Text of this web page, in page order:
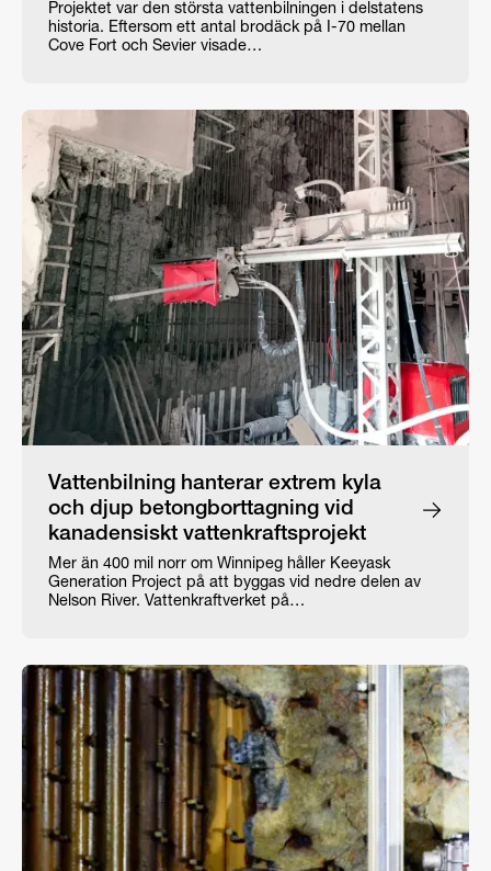
Projektet var den största vattenbilningen i delstatens
historia. Eftersom ett antal brodäck på I-70 mellan
Cove Fort och Sevier visade…
Vattenbilning hanterar extrem kyla
och djup betongborttagning vid
kanadensiskt vattenkraftsprojekt
Mer än 400 mil norr om Winnipeg håller Keeyask
Generation Project på att byggas vid nedre delen av
Nelson River. Vattenkraftverket på…